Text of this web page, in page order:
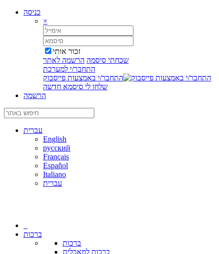
כניסה
×
זכור אותי
שכחתי סיסמה הרשמה לאתר
התחבר/י למערכת
התחבר/י באמצעות פייסבוק
שלחו לי סיסמא חדשה
הרשמה
עברית
English
русский
Français
Español
Italiano
עברית
ברכות
ברכות
ברכות למאכלים